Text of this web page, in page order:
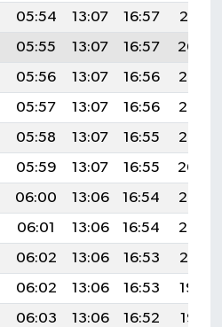
05:54 13:07 16:57
20:10
05:55 13:07 16:57
20:09
05:56 13:07 16:56
20:08
05:57 13:07 16:56
20:07
05:58 13:07 16:55
20:06
05:59 13:07 16:55
20:04
06:00 13:06 16:54
20:03
06:01 13:06 16:54
20:02
06:02 13:06 16:53
20:01
06:02 13:06 16:53
19:59
06:03 13:06 16:52
19:58